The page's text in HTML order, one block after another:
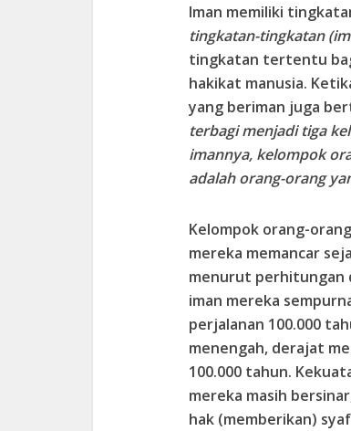
Iman memiliki
tingkatan-tingkatan
tingkatan tertentu
hakikat manusia.
yang beriman juga
terbagi menjadi tiga
imannya, kelompok
adalah orang-orang
Kelompok orang-
mereka memancar
menurut perhitungan
iman mereka
perjalanan 100.000
menengah, derajat
100.000 tahun.
mereka masih
hak (memberikan)